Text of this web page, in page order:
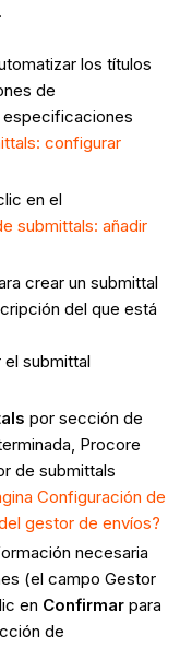
los títulos
de
configurar
en el
submittals: añadir
crear un submittal
del que está
submittal
por sección de
Procore
de submittals
Configuración de
gestor de envíos?
necesaria
(el campo Gestor
en Confirmarpara
de